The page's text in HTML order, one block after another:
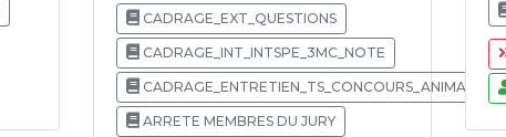
CADRAGE_EXT_QUESTIONS
CADRAGE_INT_INTSPE_3MC_NOTE
CADRAGE_ENTRETIEN_TS_CONCOURS_ANIMATEUR
ARRETE MEMBRES DU JURY